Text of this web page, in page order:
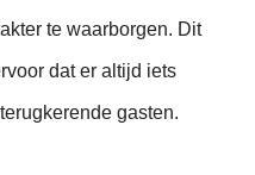
te waarborgen. Dit
dat er altijd iets
gasten.